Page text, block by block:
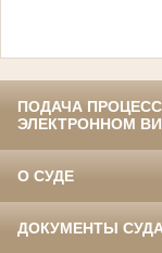
ПОДАЧА
ЭЛЕКТРОННОМ
О СУДЕ
ДОКУМЕНТЫ